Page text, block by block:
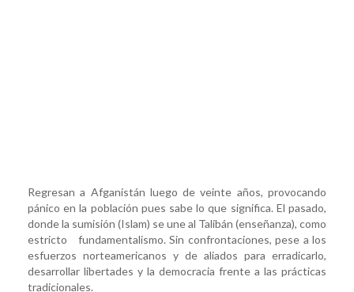
Regresan a Afganistán luego de veinte años, provocando
pánico en la población pues sabe lo que significa. El pasado,
donde la sumisión (Islam) se une al Talibán (enseñanza), como
estricto fundamentalismo. Sin confrontaciones, pese a los
esfuerzos norteamericanos y de aliados para erradicarlo,
desarrollar libertades y la democracia frente a las prácticas
tradicionales.